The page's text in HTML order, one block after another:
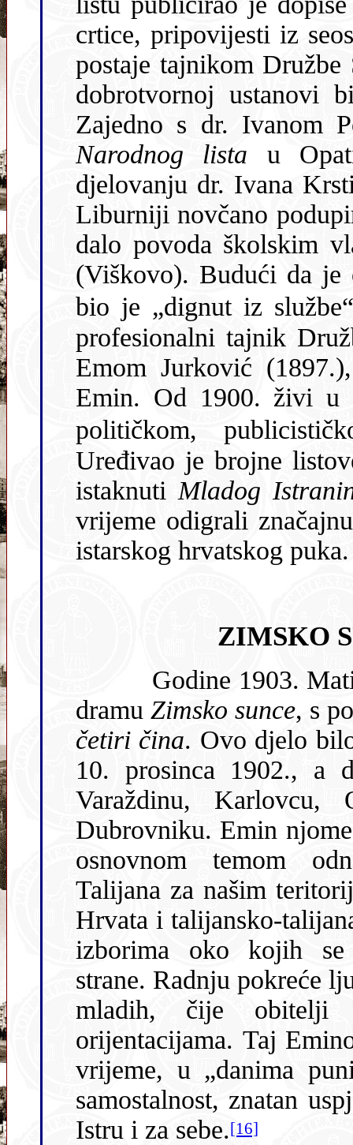
crtice, pripovijesti iz seoskog života i putopise. Godine 1895.
postaje tajnikom Družbe Sv. Ćirila i Metoda za Istru. Ovoj se
dobrotvornoj ustanovi bio svojski i vrlo
Narodnog lista u
djelovanju dr. Ivana
Liburniji novčano podupirali talijanaši i austrijska vlada. To je
dalo povoda školskim vlastima da ga premjeste u Sv. Matej
(Viškovo). Budući da je odbio
bio je „dignut iz
profesionalni tajnik Družbe Sv. Ćirila i Metoda. Oženivši se
Emom Jurković (1897.), dodaje
Emin. Od 1900. živi u
političkom,
Uređivao je brojne listove
istaknuti Mladog
vrijeme odigrali
istarskog hrvatskog puka.
ZIMSKO
Godine 1903.
dramu Zimsko sunce, s
četiri čina. Ovo djelo
10. prosinca 1902., a do kraja iduće godine i u Sušaku,
Varaždinu, Karlovcu, Osijeku, Trstu,
Dubrovniku. Emin njome
osnovnom temom
Talijana za našim
Hrvata i talijansko-
izborima oko kojih se
strane. Radnju pokreće ljubavna fabula, a protagonisti su dvoje
mladih, čije obitelji pripadaju različitim
orijentacijama. Taj Eminov
vrijeme, u „danima
samostalnost, znatan
Istru i za sebe.[16]